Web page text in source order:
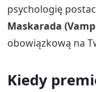
psychologię
Maskarada
obowiązkową na
Kiedy